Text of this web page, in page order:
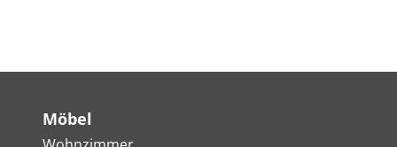
Möbel